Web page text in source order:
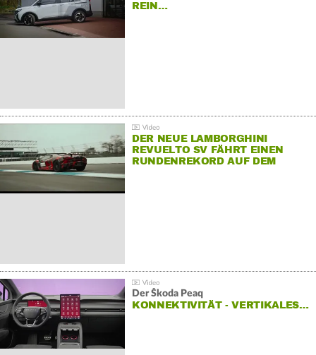
REIN…
DER NEUE LAMBORGHINI
REVUELTO SV FÄHRT EINEN
RUNDENREKORD AUF DEM
Der Škoda Peaq
KONNEKTIVITÄT - VERTIKALES…